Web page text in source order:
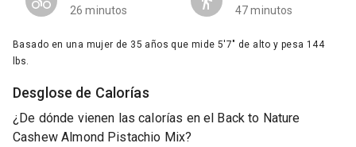
26 minutos 47 minutos
Basado en una mujer de 35 años que mide 5'7" de alto y pesa 144
lbs.
Desglose de Calorías
¿De dónde vienen las calorías en el Back to Nature
Cashew Almond Pistachio Mix?